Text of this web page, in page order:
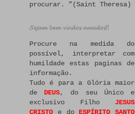
procurar. ”(Saint Theresa)
𝓢𝓮𝓳𝓪𝓶 𝓫𝓮𝓶 𝓿𝓲𝓷𝓭𝓸𝓼 𝓪𝓶𝓪𝓭𝓸𝓼!!
Procure na medida do
possível, interpretar com
humildade estas paginas de
informação.
Tudo é para a Glória maior
de DEUS, do seu Único e
exclusivo Filho JESUS
CRISTO e do ESPÍRITO SANTO